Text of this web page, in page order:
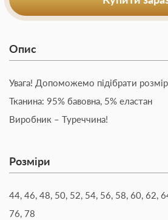
Опис
Увага! Допоможемо підібрати
Тканина: 95% бавовна, 5% еластан
Виробник – Туреччина!
Розміри
44, 46, 48, 50, 52, 54, 56, 58, 60, 62,
76, 78